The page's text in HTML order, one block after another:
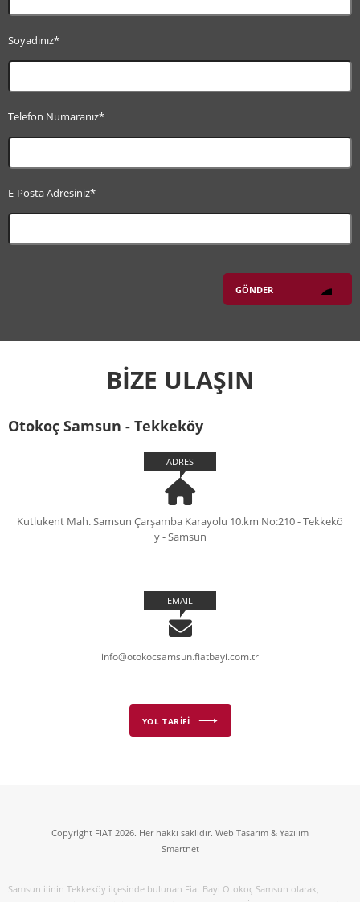
Soyadınız*
Telefon Numaranız*
E-Posta Adresiniz*
BİZE ULAŞIN
Otokoç Samsun - Tekkeköy
ADRES
Kutlukent Mah. Samsun Çarşamba Karayolu 10.km No:210 - Tekkekö
y - Samsun
EMAIL
info@otokocsamsun.fiatbayi.com.tr
YOL TARİFİ
Copyright FIAT 2026. Her hakkı saklıdır. Web Tasarım & Yazılım
Smartnet
Samsun ilinin Tekkeköy ilçesinde bulunan Fiat Bayi Otokoç Samsun olarak,